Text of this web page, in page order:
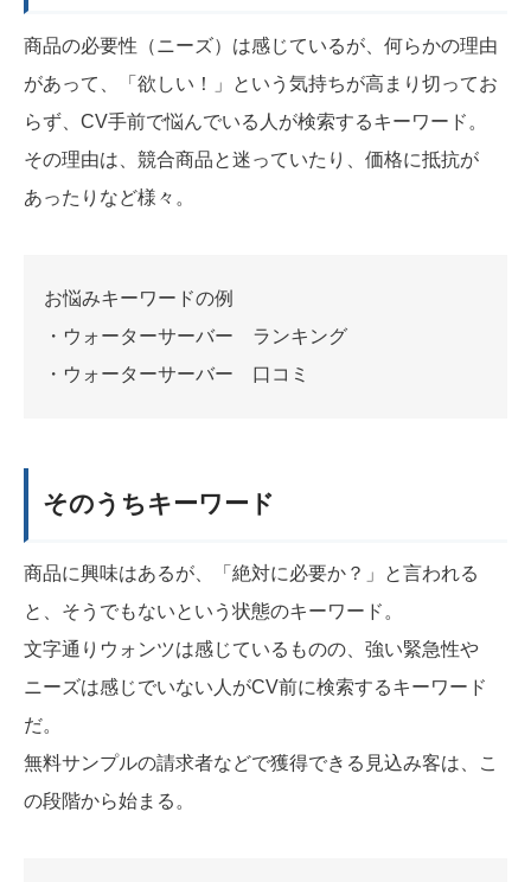
商品の必要性（ニーズ）は感じているが、何らかの理由
があって、「欲しい！」という気持ちが高まり切ってお
らず、CV手前で悩んでいる人が検索するキーワード。
その理由は、競合商品と迷っていたり、価格に抵抗が
あったりなど様々。
お悩みキーワードの例
・ウォーターサーバー ランキング
・ウォーターサーバー 口コミ
そのうちキーワード
商品に興味はあるが、「絶対に必要か？」と言われる
と、そうでもないという状態のキーワード。
文字通りウォンツは感じているものの、強い緊急性や
ニーズは感じでいない人がCV前に検索するキーワード
だ。
無料サンプルの請求者などで獲得できる見込み客は、こ
の段階から始まる。